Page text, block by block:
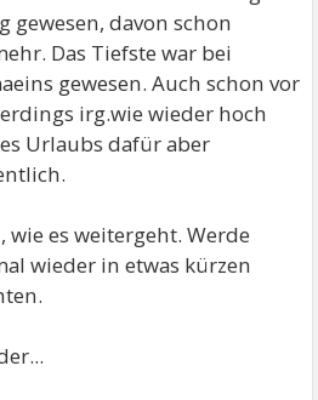
davon schon
Das Tiefste war bei
gewesen. Auch schon vor
irg.wie wieder hoch
Urlaubs dafür aber
wie es weitergeht. Werde
wieder in etwas kürzen